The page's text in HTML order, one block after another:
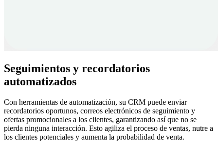
Seguimientos y recordatorios
automatizados
Con herramientas de automatización, su CRM puede enviar
recordatorios oportunos, correos electrónicos de seguimiento y
ofertas promocionales a los clientes, garantizando así que no se
pierda ninguna interacción. Esto agiliza el proceso de ventas, nutre a
los clientes potenciales y aumenta la probabilidad de venta.